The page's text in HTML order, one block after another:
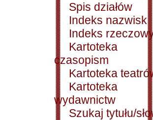
Spis działów
Indeks nazwisk
Indeks
Kartoteka
czasopism
Kartoteka
Kartoteka
wydawnictw
Szukaj tytułu/